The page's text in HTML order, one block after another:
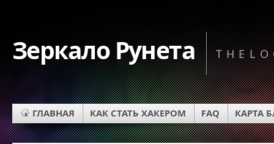
Зеркало Рунета
ГЛАВНАЯ КАК СТАТЬ ХАКЕРОМ FAQ КАРТА